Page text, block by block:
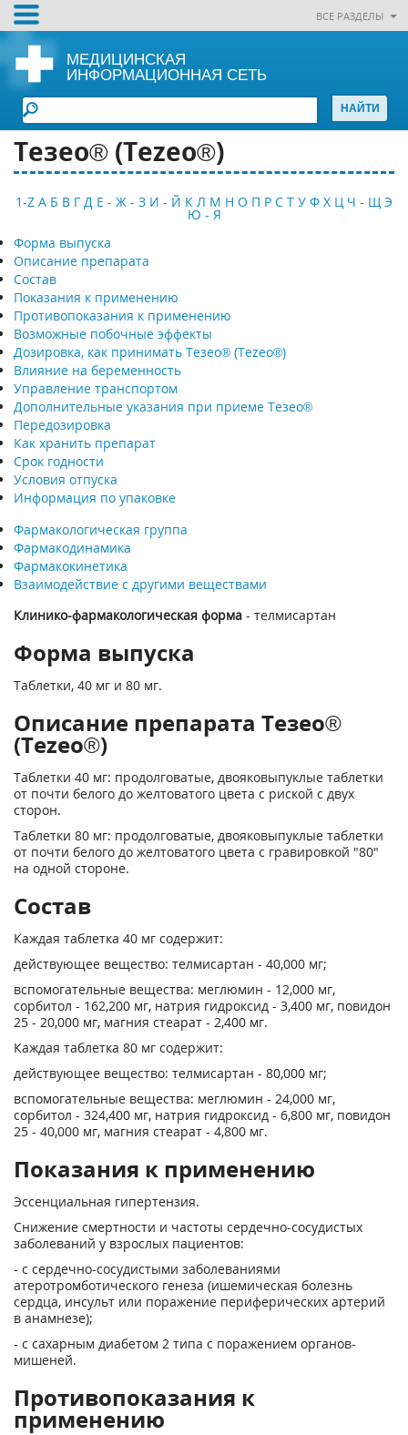
ВСЕ РАЗДЕЛЫ
МЕДИЦИНСКАЯ
ИНФОРМАЦИОННАЯ СЕТЬ
Тезео® (Tezeo®)
1-Z А Б В Г Д Е - Ж - З И - Й К Л М Н О П Р С Т У Ф Х Ц Ч - Щ Э
Ю - Я
Форма выпуска
Описание препарата
Состав
Показания к применению
Противопоказания к применению
Возможные побочные эффекты
Дозировка, как принимать Тезео® (Tezeo®)
Влияние на беременность
Управление транспортом
Дополнительные указания при приеме Тезео®
Передозировка
Как хранить препарат
Срок годности
Условия отпуска
Информация по упаковке
Фармакологическая группа
Фармакодинамика
Фармакокинетика
Взаимодействие с другими веществами
Клинико-фармакологическая форма - телмисартан
Форма выпуска
Таблетки, 40 мг и 80 мг.
Описание препарата Тезео®
(Tezeo®)
Таблетки 40 мг: продолговатые, двояковыпуклые таблетки
от почти белого до желтоватого цвета с риской с двух
сторон.
Таблетки 80 мг: продолговатые, двояковыпуклые таблетки
от почти белого до желтоватого цвета с гравировкой "80"
на одной стороне.
Состав
Каждая таблетка 40 мг содержит:
действующее вещество: телмисартан - 40,000 мг;
вспомогательные вещества: меглюмин - 12,000 мг,
сорбитол - 162,200 мг, натрия гидроксид - 3,400 мг, повидон
25 - 20,000 мг, магния стеарат - 2,400 мг.
Каждая таблетка 80 мг содержит:
действующее вещество: телмисартан - 80,000 мг;
вспомогательные вещества: меглюмин - 24,000 мг,
сорбитол - 324,400 мг, натрия гидроксид - 6,800 мг, повидон
25 - 40,000 мг, магния стеарат - 4,800 мг.
Показания к применению
Эссенциальная гипертензия.
Снижение смертности и частоты сердечно-сосудистых
заболеваний у взрослых пациентов:
- с сердечно-сосудистыми заболеваниями
атеротромботического генеза (ишемическая болезнь
сердца, инсульт или поражение периферических артерий
в анамнезе);
- с сахарным диабетом 2 типа с поражением органов-
мишеней.
Противопоказания к
применению